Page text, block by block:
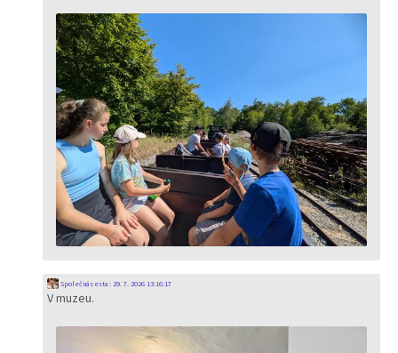
Společná cesta: 29. 7. 2026 13:16:17
V muzeu.